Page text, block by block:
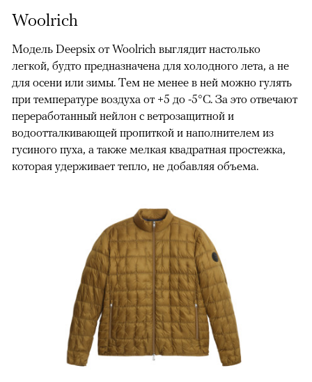
Woolrich
Модель Deepsix от Woolrich выглядит настолько
легкой, будто предназначена для холодного лета, а не
для осени или зимы. Тем не менее в ней можно гулять
при температуре воздуха от +5 до -5°C. За это отвечают
переработанный нейлон с ветрозащитной и
водоотталкивающей пропиткой и наполнителем из
гусиного пуха, а также мелкая квадратная простежка,
которая удерживает тепло, не добавляя объема.